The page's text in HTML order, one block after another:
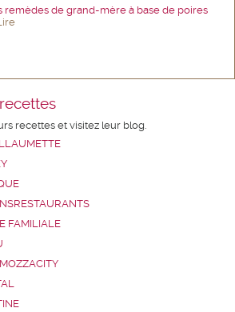
remèdes de grand-mère à base de poires
recettes et visitez leur blog.
FAMILIALE